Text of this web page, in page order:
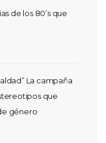
de los 80’s que
La campaña
que
género